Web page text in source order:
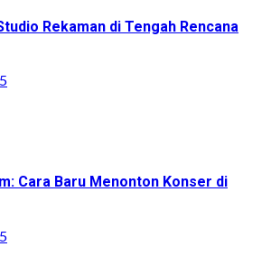
Rekaman di Tengah Rencana
Cara Baru Menonton Konser di